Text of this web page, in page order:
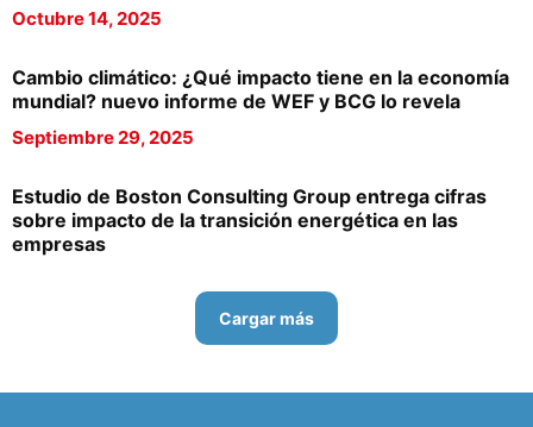
Octubre 14, 2025
Cambio climático: ¿Qué impacto tiene en la economía
mundial? nuevo informe de WEF y BCG lo revela
Septiembre 29, 2025
Estudio de Boston Consulting Group entrega cifras
sobre impacto de la transición energética en las
empresas
Cargar más